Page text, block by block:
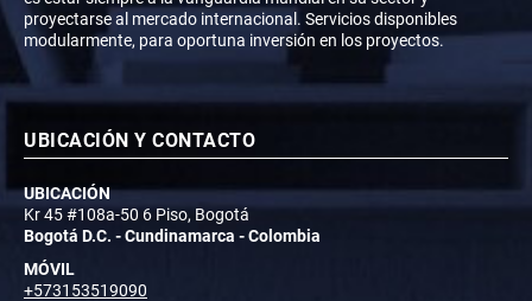
proyectarse al mercado internacional. Servicios disponibles
modularmente, para oportuna inversión en los proyectos.
UBICACIÓN Y CONTACTO
UBICACIÓN
Kr 45 #108a-50 6 Piso, Bogotá
Bogotá D.C. - Cundinamarca - Colombia
MÓVIL
+573153519090